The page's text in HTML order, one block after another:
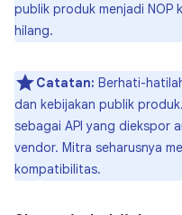
publik produk menjadi NOP
hilang.
Catatan: Berhati-
dan kebijakan publik
sebagai API yang diekspor
vendor. Mitra seharusnya
kompatibilitas.